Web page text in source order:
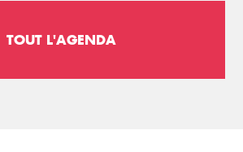
TOUT L'AGENDA